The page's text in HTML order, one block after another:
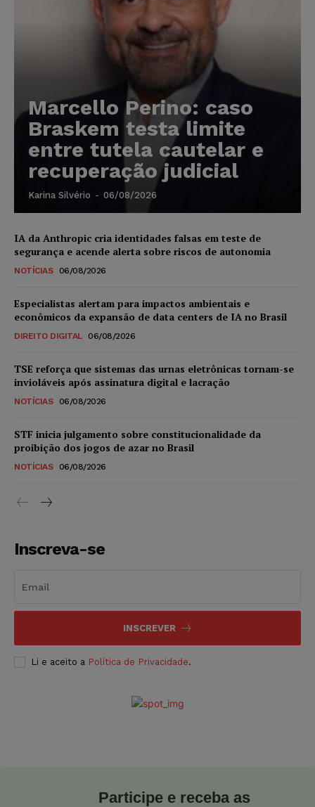
Marcello Perino: caso
Braskem testa limite
entre tutela cautelar e
recuperação judicial
Karina Silvério - 06/08/2026
IA da Anthropic cria identidades falsas em teste de
segurança e acende alerta sobre riscos de autonomia
NOTÍCIAS 06/08/2026
Especialistas alertam para impactos ambientais e
econômicos da expansão de data centers de IA no Brasil
DIREITO DIGITAL 06/08/2026
TSE reforça que sistemas das urnas eletrônicas tornam-se
invioláveis após assinatura digital e lacração
NOTÍCIAS 06/08/2026
STF inicia julgamento sobre constitucionalidade da
proibição dos jogos de azar no Brasil
NOTÍCIAS 06/08/2026
Inscreva-se
INSCREVER
Li e aceito a Política de Privacidade.
Participe e receba as